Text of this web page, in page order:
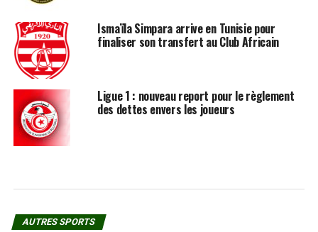
Ismaïla Simpara arrive en Tunisie pour
finaliser son transfert au Club Africain
Ligue 1 : nouveau report pour le règlement
des dettes envers les joueurs
AUTRES SPORTS